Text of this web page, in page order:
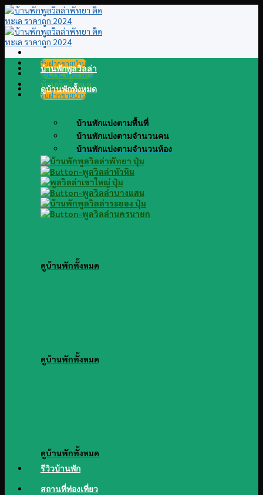
Skip
to
content
รับฝากขายบ้าน
@LINE แอดไลน์
บ้านพักทั้งหมด
รับฝากขายบ้าน
บ้านพักพูลวิลล่า
ดูบ้านพักทั้งหมด
บ้านพักแบ่งตามพื้นที่
บ้านพักแบ่งตามจำนวนคน
บ้านพักแบ่งตามจำนวนห้อง
ดูบ้านพักทั้งหมด
ดูบ้านพักทั้งหมด
ดูบ้านพักทั้งหมด
รีวิวบ้านพัก
สถานที่ท่องเที่ยว